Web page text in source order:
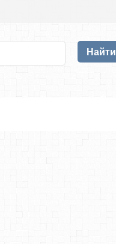
Найти